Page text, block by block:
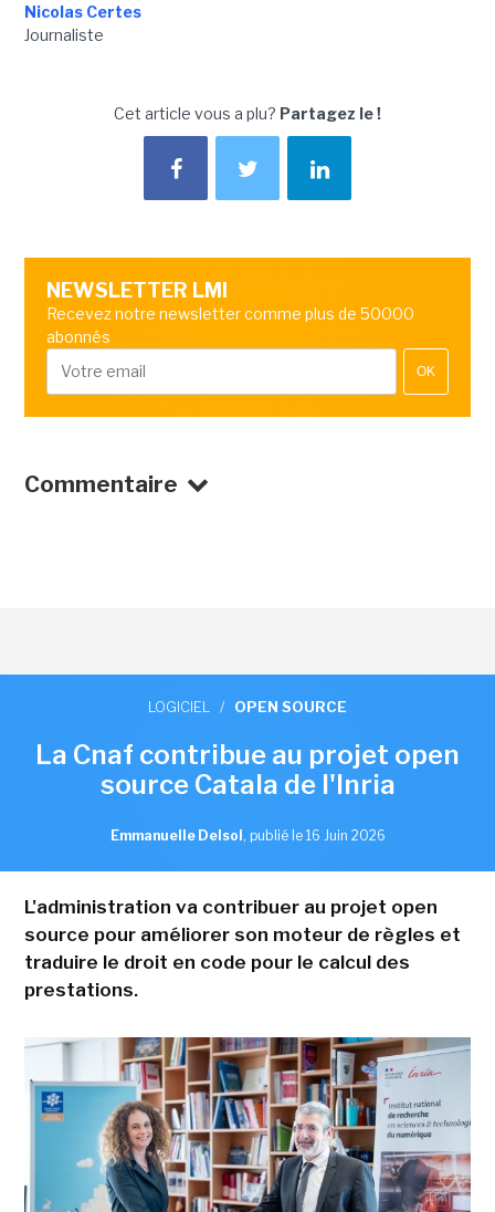
Nicolas Certes
Journaliste
Cet article vous a plu? Partagez le !
NEWSLETTER LMI
Recevez notre newsletter comme plus de 50000
abonnés
OK
Commentaire
LOGICIEL / OPEN SOURCE
La Cnaf contribue au projet open
source Catala de l'Inria
Emmanuelle Delsol , publié le 16 Juin 2026
L'administration va contribuer au projet open
source pour améliorer son moteur de règles et
traduire le droit en code pour le calcul des
prestations.